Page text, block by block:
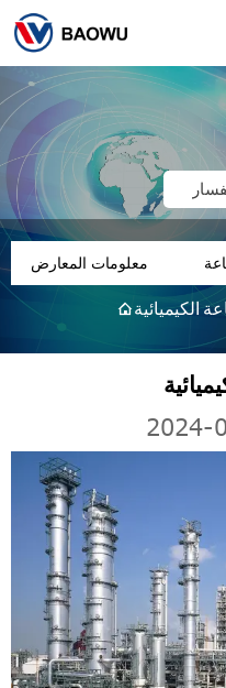
معلومات المعارض
الكيميائية